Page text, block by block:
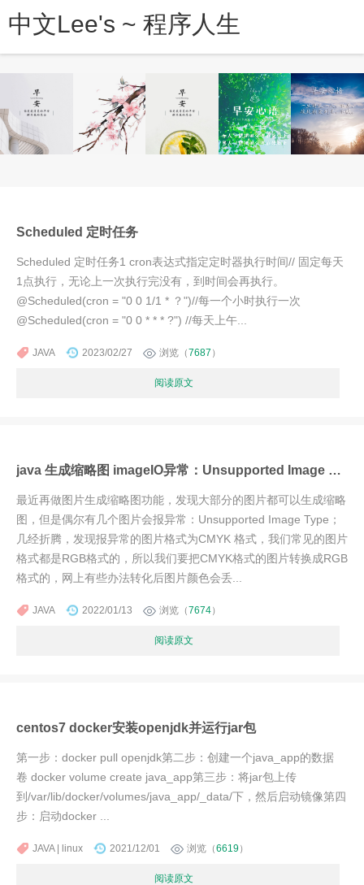
中文Lee's ~ 程序人生
Scheduled 定时任务
Scheduled 定时任务1 cron表达式指定定时器执行时间// 固定每天
1点执行，无论上一次执行完没有，到时间会再执行。
@Scheduled(cron = "0 0 1/1 * ？")//每一个小时执行一次
@Scheduled(cron = "0 0 * * * ?") //每天上午...
JAVA 2023/02/27 浏览（7687 ）
阅读原文
java 生成缩略图 imageIO异常：Unsupported Image Type, 不支持图像类型【附解决办法】
最近再做图片生成缩略图功能，发现大部分的图片都可以生成缩略
图，但是偶尔有几个图片会报异常：Unsupported Image Type；
几经折腾，发现报异常的图片格式为CMYK 格式，我们常见的图片
格式都是RGB格式的，所以我们要把CMYK格式的图片转换成RGB
格式的，网上有些办法转化后图片颜色会丢...
JAVA 2022/01/13 浏览（7674）
阅读原文
centos7 docker安装openjdk并运行jar包
第一步：docker pull openjdk第二步：创建一个java_app的数据
卷 docker volume create java_app第三步：将jar包上传
到/var/lib/docker/volumes/java_app/_data/下，然后启动镜像第四
步：启动docker ...
JAVA | linux 2021/12/01 浏览（6619）
阅读原文